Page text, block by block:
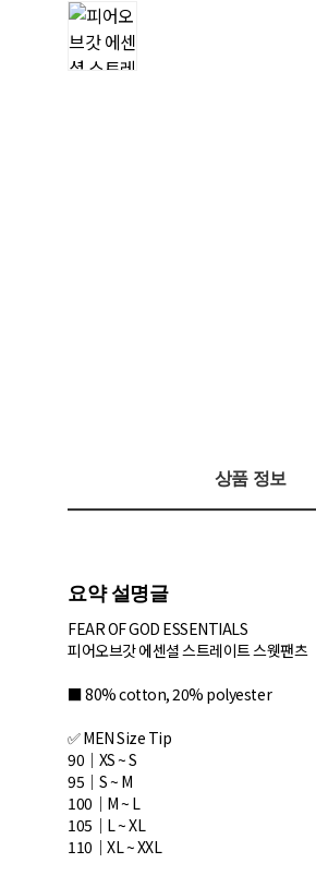
상품 정보
요약 설명글
FEAR OF GOD ESSENTIALS
피어오브갓 에센셜 스트레이트 스웻팬츠
■ 80% cotton, 20% polyester
✅ MEN Size Tip
90｜XS ~ S
95｜S ~ M
100｜M ~ L
105｜L ~ XL
110｜XL ~ XXL